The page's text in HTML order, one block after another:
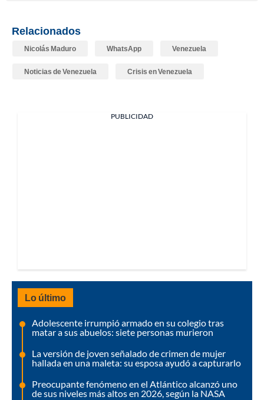
Relacionados
Nicolás Maduro WhatsApp Venezuela
Noticias de Venezuela Crisis en Venezuela
PUBLICIDAD
Lo último
Adolescente irrumpió armado en su colegio tras
matar a sus abuelos: siete personas murieron
La versión de joven señalado de crimen de mujer
hallada en una maleta: su esposa ayudó a capturarlo
Preocupante fenómeno en el Atlántico alcanzó uno
de sus niveles más altos en 2026, según la NASA